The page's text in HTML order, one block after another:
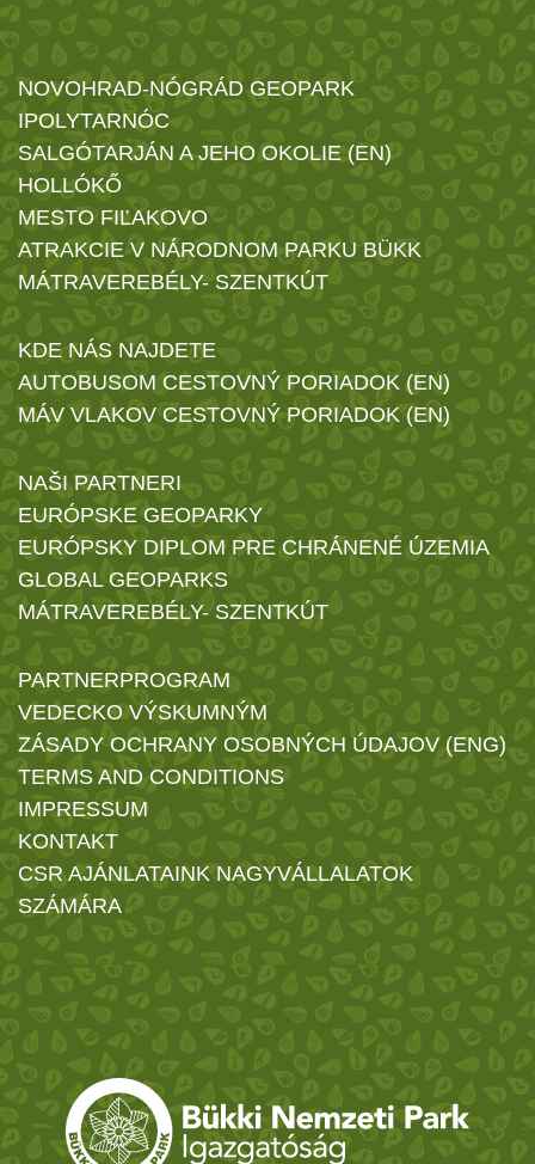
NOVOHRAD-NÓGRÁD GEOPARK
IPOLYTARNÓC
SALGÓTARJÁN A JEHO OKOLIE (EN)
HOLLÓKŐ
MESTO FIĽAKOVO
ATRAKCIE V NÁRODNOM PARKU BÜKK
MÁTRAVEREBÉLY- SZENTKÚT
KDE NÁS NAJDETE
AUTOBUSOM CESTOVNÝ PORIADOK (EN)
MÁV VLAKOV CESTOVNÝ PORIADOK (EN)
NAŠI PARTNERI
EURÓPSKE GEOPARKY
EURÓPSKY DIPLOM PRE CHRÁNENÉ ÚZEMIA
GLOBAL GEOPARKS
MÁTRAVEREBÉLY- SZENTKÚT
PARTNERPROGRAM
VEDECKO VÝSKUMNÝM
ZÁSADY OCHRANY OSOBNÝCH ÚDAJOV (ENG)
TERMS AND CONDITIONS
IMPRESSUM
KONTAKT
CSR AJÁNLATAINK NAGYVÁLLALATOK
SZÁMÁRA